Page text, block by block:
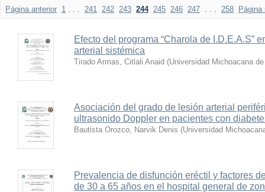
Página anterior 1 . . . 241 242 243 244 245 246 247 . . . 258 Página
Efecto del programa “Charola de I.D.E.A.S”
arterial sistémica
Tirado Armas, Citlali Anaid (Universidad Michoacana
Asociación del grado de lesión arterial
ultrasonido Doppler en pacientes con
Bautista Orozco, Narvik Denis (Universidad
Prevalencia de disfunción eréctil y factores
de 30 a 65 años en el hospital general de